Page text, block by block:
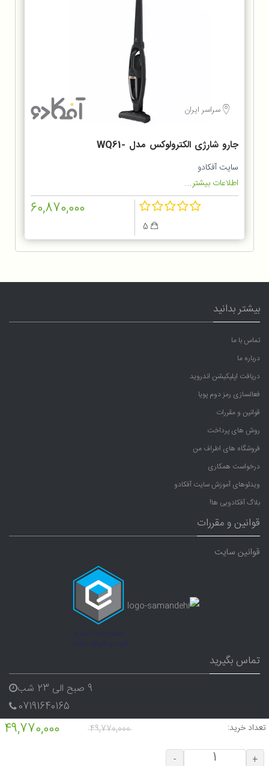
تعداد خرید:
+
-
49,770,000
49,770,000
سراسر ایران
جارو شارژی الکترولوکس مدل WQ61-
1OGG
سایت آفکادو
اطلاعات بیشتر...
60,870,000
بیشتر بدانید
تماس با ما
درباره ما
دریافت اپلیکیشن اندروید
فعالسازی رمز دوم پویا
قوانین و مقررات
روش های پرداخت
فروشگاه های اطراف من
درخواست همکاری
ویدئوهای آموزش سایت آفکادو
بلاگ آفکادویی ها!
قوانین و مقررات
قوانین سایت
تماس بگیرید
9 صبح الی 23 شب
07191640165
09338282656